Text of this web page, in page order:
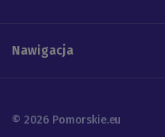
Nawigacja
© 2026 Pomorskie.eu